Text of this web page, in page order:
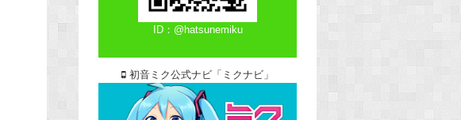
ID：@hatsunemiku
初音ミク公式ナビ「ミクナビ」